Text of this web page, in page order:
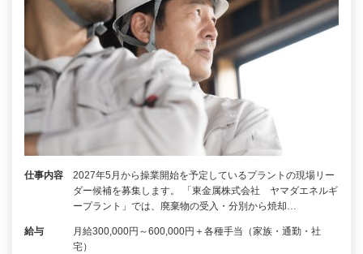
仕事内容
2027年5月から操業開始を予定しているプラントの現場リー
ダー候補を募集します。 「東金属株式会社 ヤマダエネルギ
ープラント」では、廃棄物の受入・分別から焼却…
給与
月給300,000円～600,000円＋各種手当（家族・通勤・社
宅）